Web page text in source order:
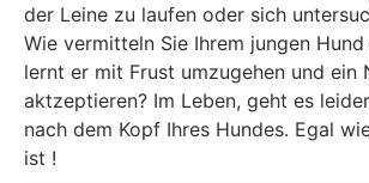
der Leine zu laufen oder sich
Wie vermitteln Sie Ihrem jungen
lernt er mit Frust umzugehen und ein
aktzeptieren? Im Leben, geht es
nach dem Kopf Ihres Hundes. Egal
ist !